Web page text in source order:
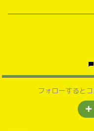
フォローすると